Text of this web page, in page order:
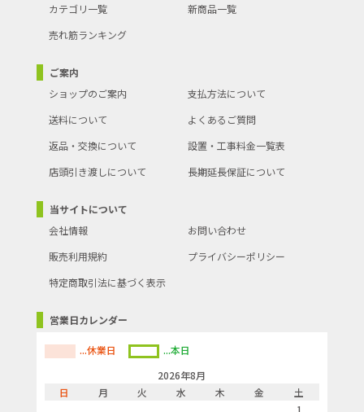
カテゴリ一覧
新商品一覧
売れ筋ランキング
ご案内
ショップのご案内
支払方法について
送料について
よくあるご質問
返品・交換について
設置・工事料金一覧表
店頭引き渡しについて
長期延長保証について
当サイトについて
会社情報
お問い合わせ
販売利用規約
プライバシーポリシー
特定商取引法に基づく表示
営業日カレンダー
...休業日
...本日
2026年8月
日
月 火 水 木 金
土
1